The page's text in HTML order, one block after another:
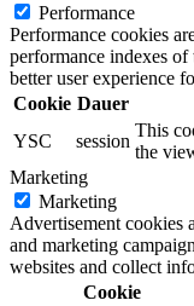
Performance
Performance cookies
performance indexes
better user experience
Cookie Dauer
YSC
session
This
the
Marketing
Marketing
Advertisement cookies
and marketing
websites and collect
Cookie